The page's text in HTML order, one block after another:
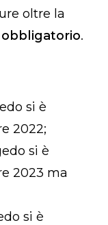
oltre la
.
si è
2022;
si è
2023 ma
si è